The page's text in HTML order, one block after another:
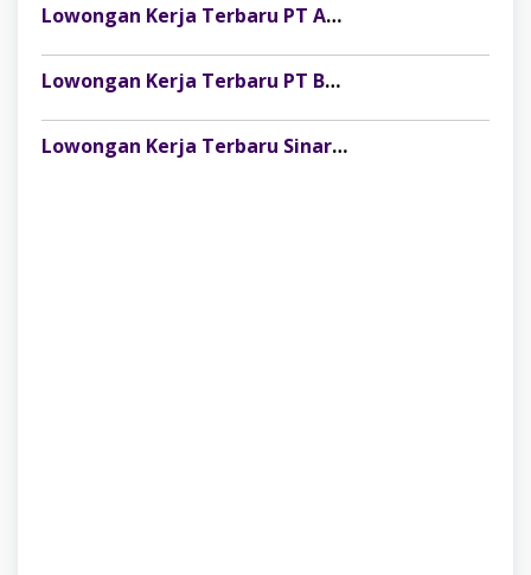
Lowongan Kerja Terbaru PT Adaro Minerals Indonesia Tbk
Lowongan Kerja Terbaru PT Bank Mandiri (Persero) Tbk
Lowongan Kerja Terbaru Sinar Mas Land